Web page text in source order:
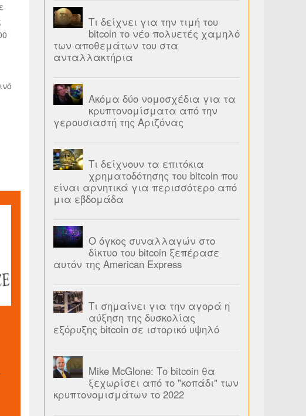
Τι δείχνει για την τιμή του
bitcoin το νέο πολυετές χαμηλό
των αποθεμάτων του στα
ανταλλακτήρια
Ακόμα δύο νομοσχέδια για τα
κρυπτονομίσματα από την
γερουσιαστή της Αριζόνας
Τι δείχνουν τα επιτόκια
χρηματοδότησης του bitcoin που
είναι αρνητικά για περισσότερο από
μια εβδομάδα
Ο όγκος συναλλαγών στο
δίκτυο του bitcoin ξεπέρασε
αυτόν της American Express
Τι σημαίνει για την αγορά η
αύξηση της δυσκολίας
εξόρυξης bitcoin σε ιστορικό υψηλό
Mike McGlone: Το bitcoin θα
ξεχωρίσει από το "κοπάδι" των
κρυπτονομισμάτων το 2022